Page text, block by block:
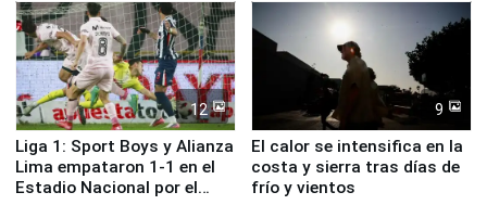
12
Liga 1: Sport Boys y Alianza
Lima empataron 1-1 en el
Estadio Nacional por el
9
El calor se intensifica en la
costa y sierra tras días de
frío y vientos